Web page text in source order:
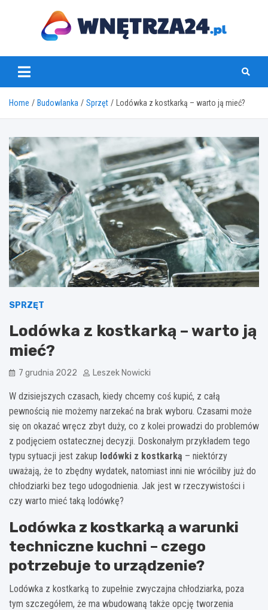
www.wnetrza24.pl
Home Budowlanka Sprzęt Lodówka z kostkarką – warto ją mieć?
SPRZĘT
Lodówka z kostkarką – warto ją
mieć?
7 grudnia 2022 Leszek Nowicki
W dzisiejszych czasach, kiedy chcemy coś kupić, z całą
pewnością nie możemy narzekać na brak wyboru. Czasami może
się on okazać wręcz zbyt duży, co z kolei prowadzi do problemów
z podjęciem ostatecznej decyzji. Doskonałym przykładem tego
typu sytuacji jest zakup lodówki z kostkarką – niektórzy
uważają, że to zbędny wydatek, natomiast inni nie wróciliby już do
chłodziarki bez tego udogodnienia. Jak jest w rzeczywistości i
czy warto mieć taką lodówkę?
Lodówka z kostkarką a warunki
techniczne kuchni – czego
potrzebuje to urządzenie?
Lodówka z kostkarką to zupełnie zwyczajna chłodziarka, poza
tym szczegółem, że ma wbudowaną także opcję tworzenia